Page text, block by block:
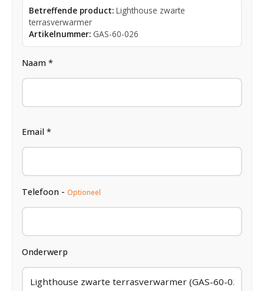
Betreffende product: Lighthouse zwarte
terrasverwarmer
Artikelnummer: GAS-60-026
Naam *
Email *
Telefoon - Optioneel
Onderwerp